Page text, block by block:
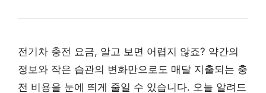
전기차 충전 요금, 알고 보면 어렵지 않죠? 약간의
정보와 작은 습관의 변화만으로도 매달 지출되는 충
전 비용을 눈에 띄게 줄일 수 있습니다. 오늘 알려드